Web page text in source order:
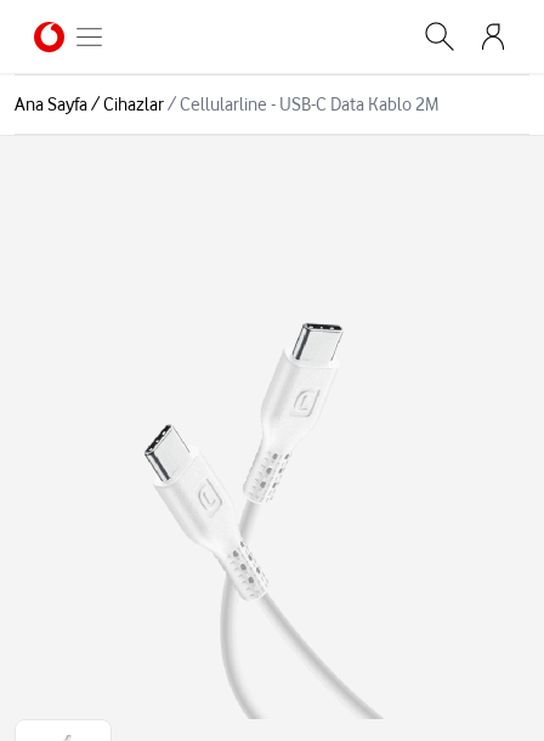
Ana Sayfa/Cihazlar/Cellularline - USB-C Data Kablo 2M